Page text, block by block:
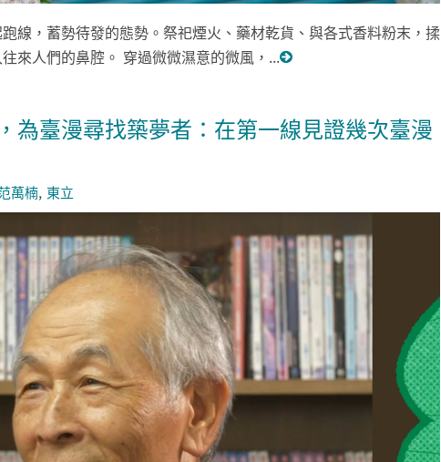
線，蓄勢待發的態勢。祭祀煙火、藥材乾貨、與各式香料粉末，揉
來人們的鼻腔。 穿過微微濕意的微風，...
為臺漫尋找築夢者：在第一線見證幾次臺漫
萬楠 東立